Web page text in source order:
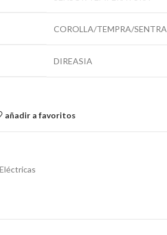
COROLLA/TEMPRA/SENTRA
DIREASIA
añadir a favoritos